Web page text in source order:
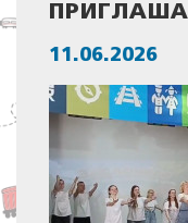
11.06.2026